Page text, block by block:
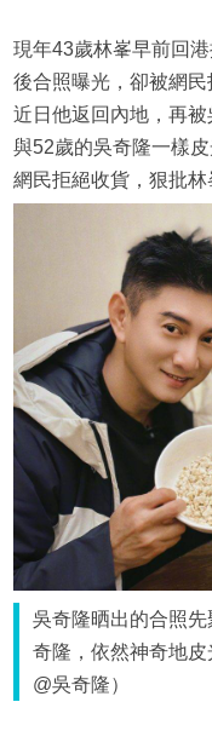
現年43歲林峯早前回
後合照曝光，卻被網民
近日他返回內地，再
與52歲的吳奇隆一樣
網民拒絕收貨，狠批林
吳奇隆晒出的合照
奇隆，依然神奇地
@吳奇隆）